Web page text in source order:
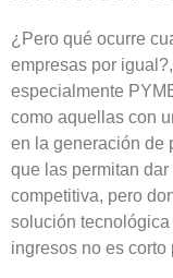
¿Pero qué ocurre
empresas por
especialmente
como aquellas con
en la generación de
que las permitan
competitiva, pero
solución
ingresos no es corto